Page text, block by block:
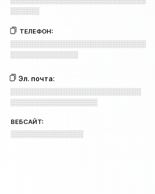
░░░░░░
ТЕЛЕФОН:
░░░░░░░░░░░░░░░░░░░░░░░░░░░░
░░░░░░░░░░░░░░
Эл. почта:
░░░░░░░░░░░░░░░░░░░░░░░░░░░
░░░░░░░░░░░░░░░░░░
ВЕБСАЙТ:
░░░░░░░░░░░░░░░